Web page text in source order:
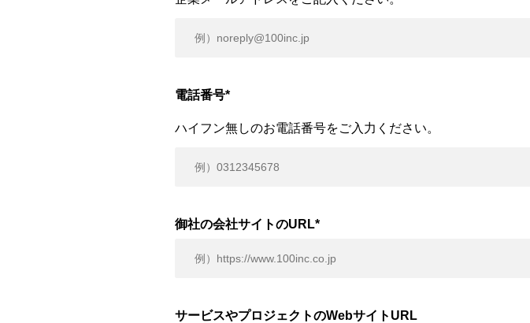
電話番号*
ハイフン無しのお電話番号をご入力ください。
御社の会社サイトのURL*
サービスやプロジェクトのWebサイトURL